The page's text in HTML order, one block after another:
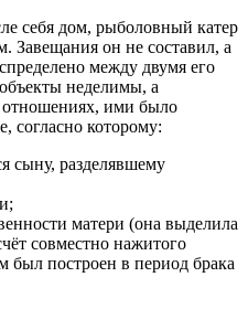
себя дом, рыболовный катер
Завещания он не составил, а
между двумя его
неделимы, а
ими было
согласно которому:
сыну, разделявшему
матери (она выделила
совместно нажитого
был построен в период брака